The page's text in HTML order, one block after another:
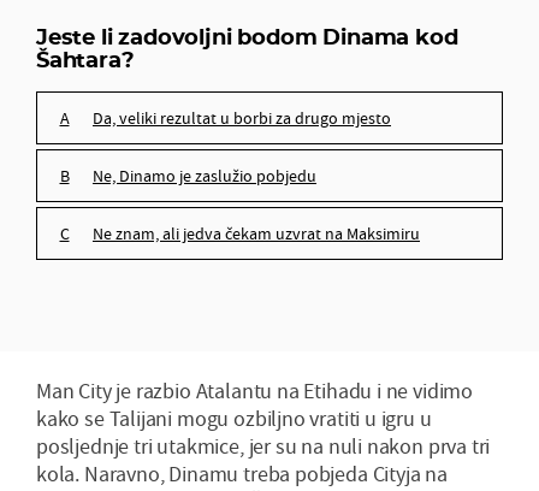
Jeste li zadovoljni bodom Dinama kod
Šahtara?
da, veliki rezultat u borbi za drugo mjesto
ne, Dinamo je zaslužio pobjedu
ne znam, ali jedva čekam uzvrat na Maksimiru
Man City je razbio Atalantu na Etihadu i ne vidimo
kako se Talijani mogu ozbiljno vratiti u igru u
posljednje tri utakmice, jer su na nuli nakon prva tri
kola. Naravno, Dinamu treba pobjeda Cityja na